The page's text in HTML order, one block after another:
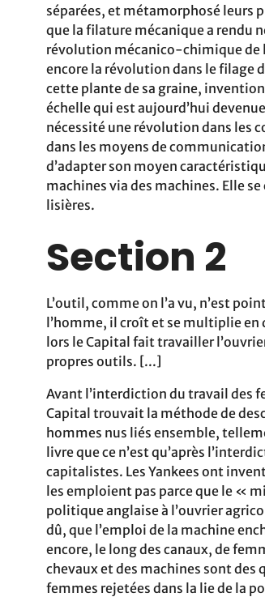
séparées, et métamorphosé leurs
que la filature mécanique a rendu
révolution mécanico-chimique de
encore la révolution dans le filage
cette plante de sa graine,
échelle qui est aujourd’hui
nécessité une révolution dans les
dans les moyens de
d’adapter son moyen
machines via des machines. Elle
lisières.
Section 2
L’outil, comme on l’a vu, n’est
l’homme, il croît et se multiplie en
lors le Capital fait travailler
propres outils. [...]
Avant l’interdiction du travail des
Capital trouvait la méthode de
hommes nus liés ensemble,
livre que ce n’est qu’après
capitalistes. Les Yankees ont
les emploient pas parce que le «
politique anglaise à l’ouvrier
dû, que l’emploi de la machine
encore, le long des canaux, de
chevaux et des machines sont
femmes rejetées dans la lie de la